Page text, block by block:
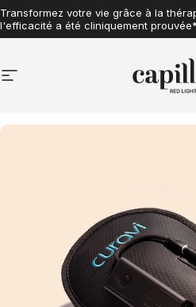
Aller au contenu
Transformez votre vie grâce à la
l'efficacité a été cliniquement prouvée*
Navigation sur le siteCapillus